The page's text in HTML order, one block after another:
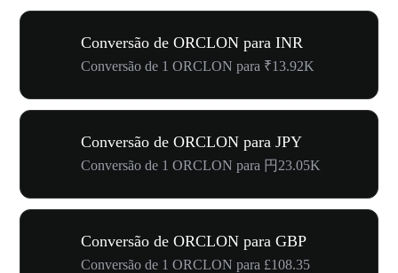
Conversão de ORCLON para INR
Conversão de 1 ORCLON para ₹13.92K
Conversão de ORCLON para JPY
Conversão de 1 ORCLON para 円23.05K
Conversão de ORCLON para GBP
Conversão de 1 ORCLON para £108.35